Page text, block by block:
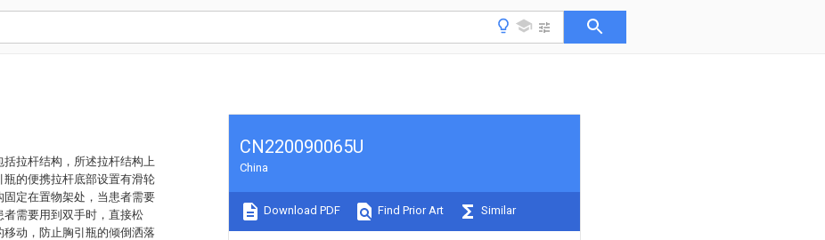
拉杆结构，所述拉杆结构上
的便携拉杆底部设置有滑轮
定在置物架处，当患者需要
需要用到双手时，直接松
动，防止胸引瓶的倾倒洒落
CN220090065U
China
Download PDF Find Prior Art Similar